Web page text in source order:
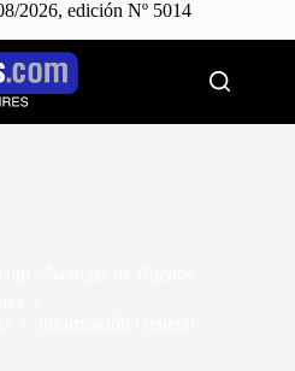
2026, edición Nº 5014